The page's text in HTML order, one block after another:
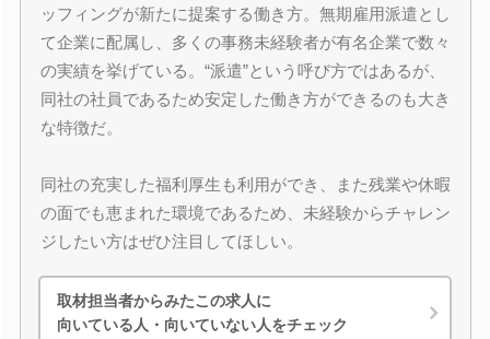
ッフィングが新たに提案する働き方。無期雇用派遣とし
て企業に配属し、多くの事務未経験者が有名企業で数々
の実績を挙げている。“派遣”という呼び方ではあるが、
同社の社員であるため安定した働き方ができるのも大き
な特徴だ。
同社の充実した福利厚生も利用ができ、また残業や休暇
の面でも恵まれた環境であるため、未経験からチャレン
ジしたい方はぜひ注目してほしい。
取材担当者からみたこの求人に
向いている人・向いていない人をチェック